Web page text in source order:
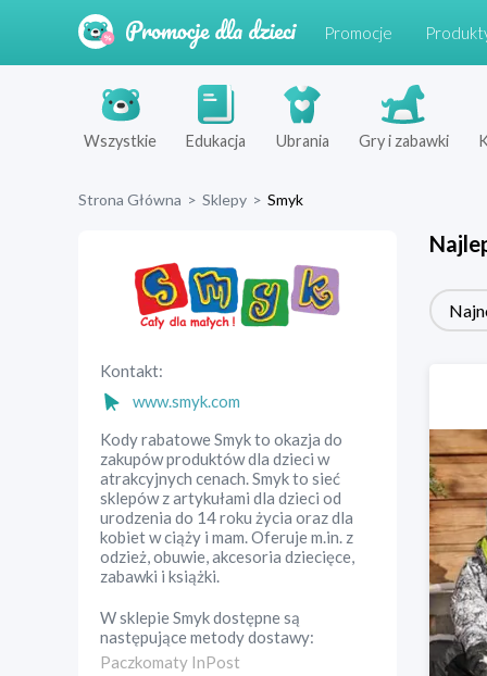
Promocje
Wszystkie Edukacja Ubrania Gry i zabawki
Strona Główna > Sklepy > Smyk
Kontakt:
www.smyk.com
Kody rabatowe Smyk to okazja do
zakupów produktów dla dzieci w
atrakcyjnych cenach. Smyk to sieć
sklepów z artykułami dla dzieci od
urodzenia do 14 roku życia oraz dla
kobiet w ciąży i mam. Oferuje m.in. z
odzież, obuwie, akcesoria dziecięce,
zabawki i książki.
W sklepieSmykdostępne są
następujące metody dostawy:
Paczkomaty InPost